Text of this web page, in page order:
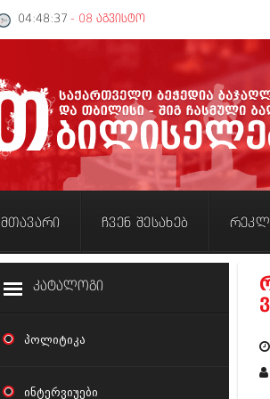
04:48:38 - 08 აგვისტო
მთავარი ჩვენ შესახებ
კატალოგი
პოლიტიკა
ინტერვიუები